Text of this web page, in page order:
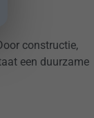
constructie,
een duurzame